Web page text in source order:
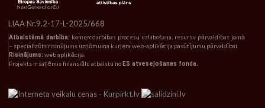
LIAA Nr.9.2-17-L-2025/668
Atbalstāmā darbība: komercdarbības procesu uzlabošana, resursu pārvaldības jomā
– specializēts risinājums uzņēmuma kurjera web-aplikācija pasūtījumu pārvaldībai.
Risinājums: web aplikācija.
Projekts ir saņēmis finansiālu atbalstu no ES atveseļošanas fonda.